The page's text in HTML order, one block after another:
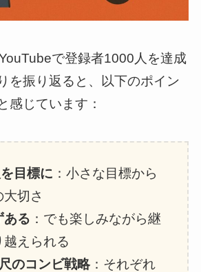
で登録者1000人を達成
を振り返ると、以下のポイン
感じています：
目標に ：小さな目標から
切さ
ある ：でも楽しみながら継
えられる
のコンビ戦略：それぞれ